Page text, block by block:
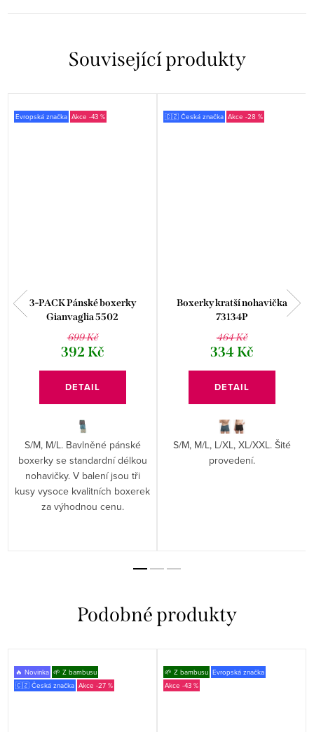
Související produkty
Evropská značka -43 %
3-PACK Pánské boxerky
Gianvaglia 5502
699 Kč
392 Kč
DETAIL
S/M, M/L. Bavlněné pánské
boxerky se standardní délkou
nohavičky. V balení jsou tři
kusy vysoce kvalitních boxerek
za výhodnou cenu.
🇨🇿 Česká značka -28 %
Boxerky kratší nohavička
73134P
464 Kč
334 Kč
DETAIL
S/M, M/L, L/XL, XL/XXL. Šité
provedení.
🔥 Novinka 🌱 Z bambusu
🇨🇿 Česká značka
-27 %
🌱 Z bambusu Evropská značka
-43 %